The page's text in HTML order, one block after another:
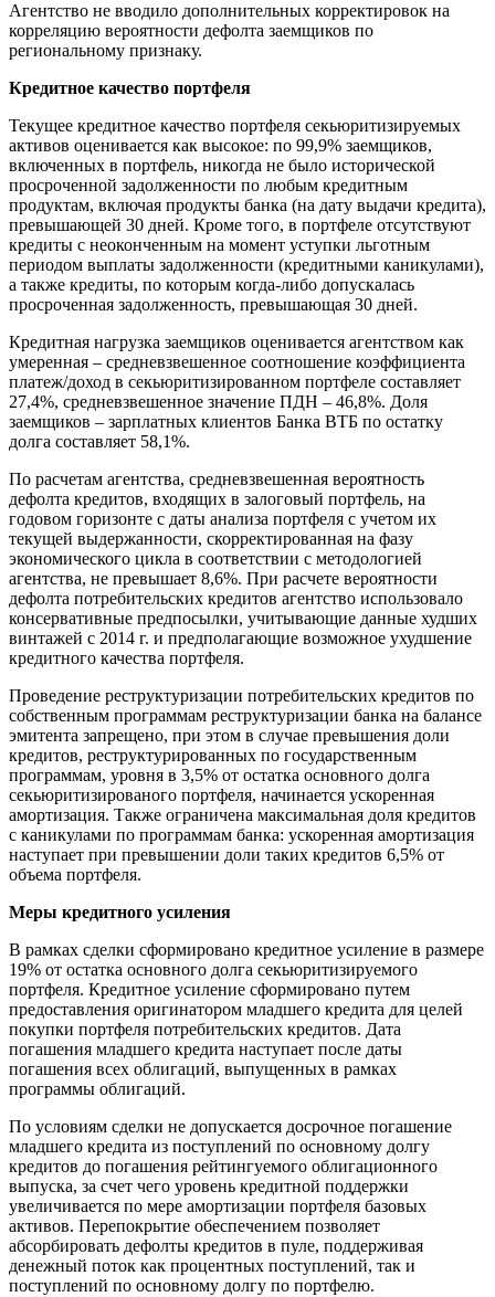
Агентство не вводило дополнительных корректировок на
корреляцию вероятности дефолта заемщиков по
региональному признаку.
Кредитное качество портфеля
Текущее кредитное качество портфеля секьюритизируемых
активов оценивается как высокое: по 99,9% заемщиков,
включенных в портфель, никогда не было исторической
просроченной задолженности по любым кредитным
продуктам, включая продукты банка (на дату выдачи кредита),
превышающей 30 дней. Кроме того, в портфеле отсутствуют
кредиты с неоконченным на момент уступки льготным
периодом выплаты задолженности (кредитными каникулами),
а также кредиты, по которым когда-либо допускалась
просроченная задолженность, превышающая 30 дней.
Кредитная нагрузка заемщиков оценивается агентством как
умеренная – средневзвешенное соотношение коэффициента
платеж/доход в секьюритизированном портфеле составляет
27,4%, средневзвешенное значение ПДН – 46,8%. Доля
заемщиков – зарплатных клиентов Банка ВТБ по остатку
долга составляет 58,1%.
По расчетам агентства, средневзвешенная вероятность
дефолта кредитов, входящих в залоговый портфель, на
годовом горизонте с даты анализа портфеля с учетом их
текущей выдержанности, скорректированная на фазу
экономического цикла в соответствии с методологией
агентства, не превышает 8,6%. При расчете вероятности
дефолта потребительских кредитов агентство использовало
консервативные предпосылки, учитывающие данные худших
винтажей с 2014 г. и предполагающие возможное ухудшение
кредитного качества портфеля.
Проведение реструктуризации потребительских кредитов по
собственным программам реструктуризации банка на балансе
эмитента запрещено, при этом в случае превышения доли
кредитов, реструктурированных по государственным
программам, уровня в 3,5% от остатка основного долга
секьюритизированого портфеля, начинается ускоренная
амортизация. Также ограничена максимальная доля кредитов
с каникулами по программам банка: ускоренная амортизация
наступает при превышении доли таких кредитов 6,5% от
объема портфеля.
Меры кредитного усиления
В рамках сделки сформировано кредитное усиление в размере
19% от остатка основного долга секьюритизируемого
портфеля. Кредитное усиление сформировано путем
предоставления оригинатором младшего кредита для целей
покупки портфеля потребительских кредитов. Дата
погашения младшего кредита наступает после даты
погашения всех облигаций, выпущенных в рамках
программы облигаций.
По условиям сделки не допускается досрочное погашение
младшего кредита из поступлений по основному долгу
кредитов до погашения рейтингуемого облигационного
выпуска, за счет чего уровень кредитной поддержки
увеличивается по мере амортизации портфеля базовых
активов. Перепокрытие обеспечением позволяет
абсорбировать дефолты кредитов в пуле, поддерживая
денежный поток как процентных поступлений, так и
поступлений по основному долгу по портфелю.